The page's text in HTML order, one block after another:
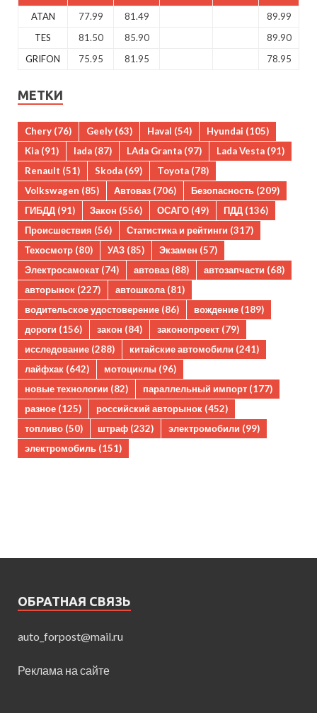
ATAN 77.99 81.49
89.99
TES
81.50 85.90
89.90
GRIFON
75.95 81.95 78.95
МЕТКИ
Chery (76) Geely (63) Haval (54) Hyundai (105)
Kia (91) lada (87) LAda Granta (97) Lada Vesta (91)
Renault (51) Skoda (69) Toyota (78)
Volkswagen (85) Автоваз (706) Безопасность (209)
ГИБДД (91) Закон (556) ОСАГО (49) ПДД (136)
Происшествия (56) Статистика и рейтинги (317)
Техосмотр (80) УАЗ (85) Экзамен (57)
Электросамокат (74) автоваз (88) автозапчасти (68)
авторынок (227) автошкола(81)
водительское удостоверение (86) вождение (189)
дороги (156) закон (84) законопроект (79)
исследование (288) китайские автомобили (241)
лайфхак (642) мотоциклы (96)
новые технологии (82) параллельный импорт (177)
разное (125) российский авторынок (452)
топливо (50) штраф (232) электромобили (99)
электромобиль (151)
ОБРАТНАЯ СВЯЗЬ
auto_forpost@mail.ru
Реклама на сайте